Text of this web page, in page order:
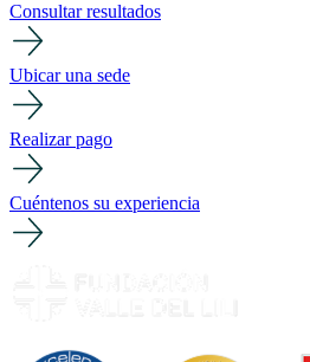
Consultar resultados
Ubicar una sede
Realizar pago
Cuéntenos su experiencia